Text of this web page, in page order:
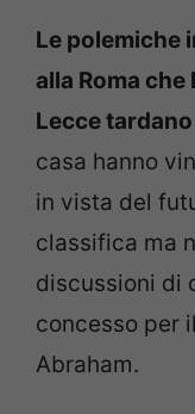
Le polemiche
alla Roma
Lecce
casa hanno
in vista del
classifica ma
discussioni di
concesso per
Abraham.